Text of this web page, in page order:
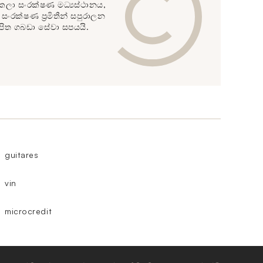
සංරක්ෂණ මධ්‍යස්ථානය,
ප්‍රමිතීන් සපුරාලන
ගබඩා සේවා සපයයි.
guitares
vin
microcredit